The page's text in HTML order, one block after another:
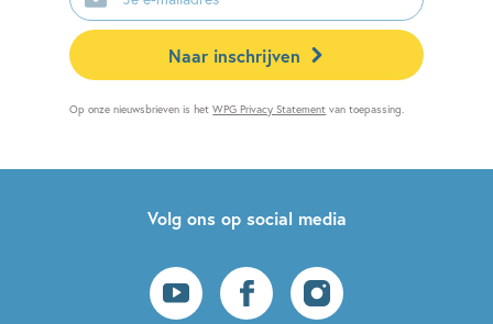
mailadres
Naar inschrijven
Op onze nieuwsbrieven is hetWPG Privacy Statement van toepassing.
Volg ons op social media